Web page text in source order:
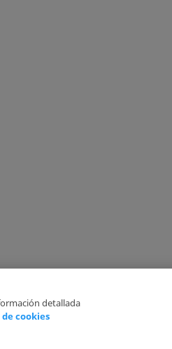
detallada
cookies